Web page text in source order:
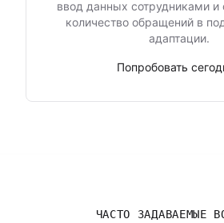
ввод данных сотрудниками
количество обращений в
адаптации.
Попробовать
ЧАСТО ЗАДАВАЕМЫЕ